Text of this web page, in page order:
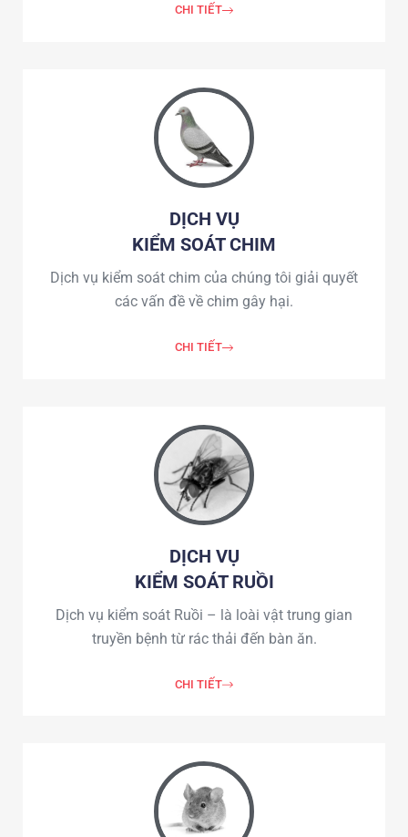
CHI TIẾT
DỊCH VỤ
KIỂM SOÁT CHIM
Dịch vụ kiểm soát chim của chúng tôi giải quyết
các vấn đề về chim gây hại.
CHI TIẾT
DỊCH VỤ
KIỂM SOÁT RUỒI
Dịch vụ kiểm soát Ruồi – là loài vật trung gian
truyền bệnh từ rác thải đến bàn ăn.
CHI TIẾT